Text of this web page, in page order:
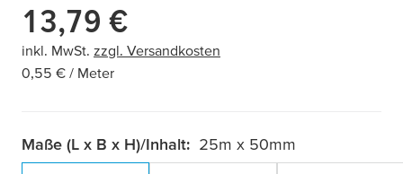
Aktueller Preis:
13,79 €
inkl. MwSt. zzgl. Versandkosten
0,55 € / Meter
Maße (L x B x H)/Inhalt: 25m x 50mm